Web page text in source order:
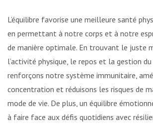
L’équilibre favorise une meilleure santé
en permettant à notre corps et à notre
de manière optimale. En trouvant le juste
l’activité physique, le repos et la gestion
renforçons notre système immunitaire,
concentration et réduisons les risques de
mode de vie. De plus, un équilibre
à faire face aux défis quotidiens avec